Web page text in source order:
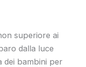
superiore ai
dalla luce
dei bambini per